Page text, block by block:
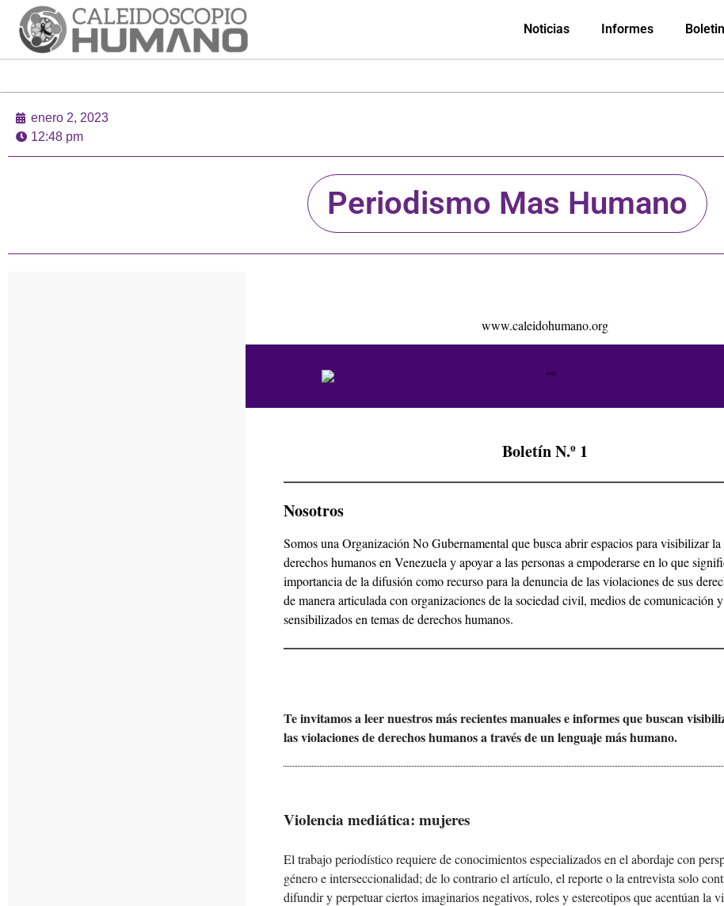
Noticias Informes
enero 2, 2023
12:48 pm
Periodismo Mas Humano
www.caleidohumano.org
Boletín N.º 1
Nosotros
Somos una Organización No Gubernamental que busca abrir espacios para visibilizar
derechos humanos en Venezuela y apoyar a las personas a empoderarse en lo que
importancia de la difusión como recurso para la denuncia de las violaciones de sus
de manera articulada con organizaciones de la sociedad civil, medios de comunicación
sensibilizados en temas de derechos humanos.
Te invitamos a leer nuestros más recientes manuales e informes que buscan
las violaciones de derechos humanos a través de un lenguaje más humano.
Violencia mediática: mujeres
El trabajo periodístico requiere de conocimientos especializados en el abordaje con
género e interseccionalidad; de lo contrario el artículo, el reporte o la entrevista solo
difundir y perpetuar ciertos imaginarios negativos, roles y estereotipos que acentúan la